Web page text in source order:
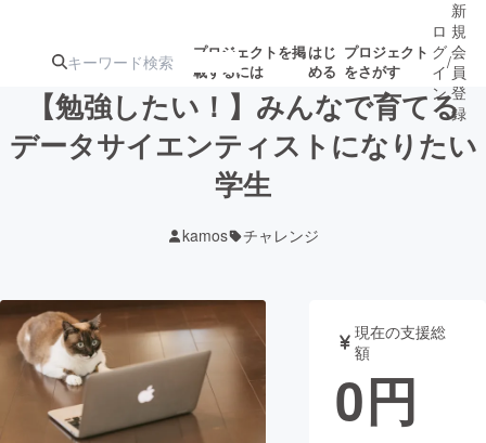
プロジェクトを掲
載するには
はじ
める
プロジェクト
をさがす
注目の新着プロ募集終了が近いプ
テクノロジー・ガジェット
映像・映画 書籍・雑誌
ロ
グ
イ
ン
/
新
規
会
員
登
録
【勉強したい！】みんなで育てる
データサイエンティストになりたい
学生
kamos チャレンジ
現在の支援総
額
0円